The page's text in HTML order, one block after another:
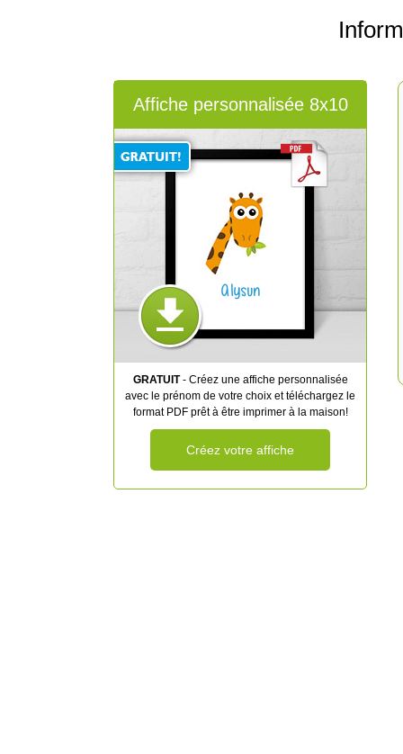
Affiche personnalisée 8x10
Alysun
GRATUIT- Créez une affiche personnalisée
avec le prénom de votre choix et téléchargez le
format PDF prêt à être imprimer à la maison!
Créez votre affiche